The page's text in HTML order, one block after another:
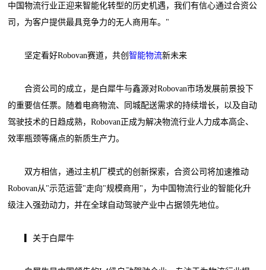
中国物流行业正迎来智能化转型的历史机遇，我们有信心通过合资公
司，为客户提供最具竞争力的无人商用车。"
坚定看好Robovan赛道，共创智能物流新未来
合资公司的成立，是白犀牛与鑫源对Robovan市场发展前景投下
的重要信任票。随着电商物流、同城配送需求的持续增长，以及自动
驾驶技术的日趋成熟，Robovan正成为解决物流行业人力成本高企、
效率瓶颈等痛点的新质生产力。
双方相信，通过主机厂模式的创新探索，合资公司将加速推动
Robovan从"示范运营"走向"规模商用"，为中国物流行业的智能化升
级注入强劲动力，并在全球自动驾驶产业中占据领先地位。
▎关于白犀牛